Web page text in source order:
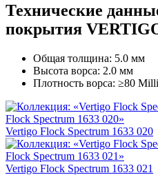
Технические
покрытия
Общая толщина: 5.0 мм
Высота ворса: 2.0 мм
Плотность ворса: ≥80
Vertigo Flock Spectrum 1633 020
Vertigo Flock Spectrum 1633 021